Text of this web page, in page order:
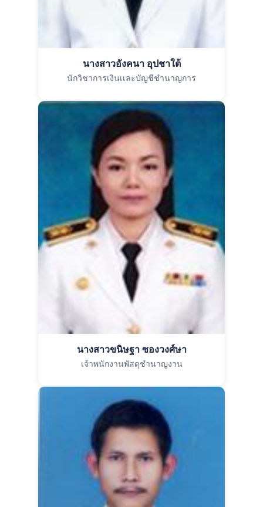
นางสาวอังคนา อุปชาใต้
นักวิชาการเงินเเละบัญชีชำนาญการ
นางสาวขนิษฐา ซองวงศ์ษา
เจ้าพนักงานพัสดุชำนาญงาน